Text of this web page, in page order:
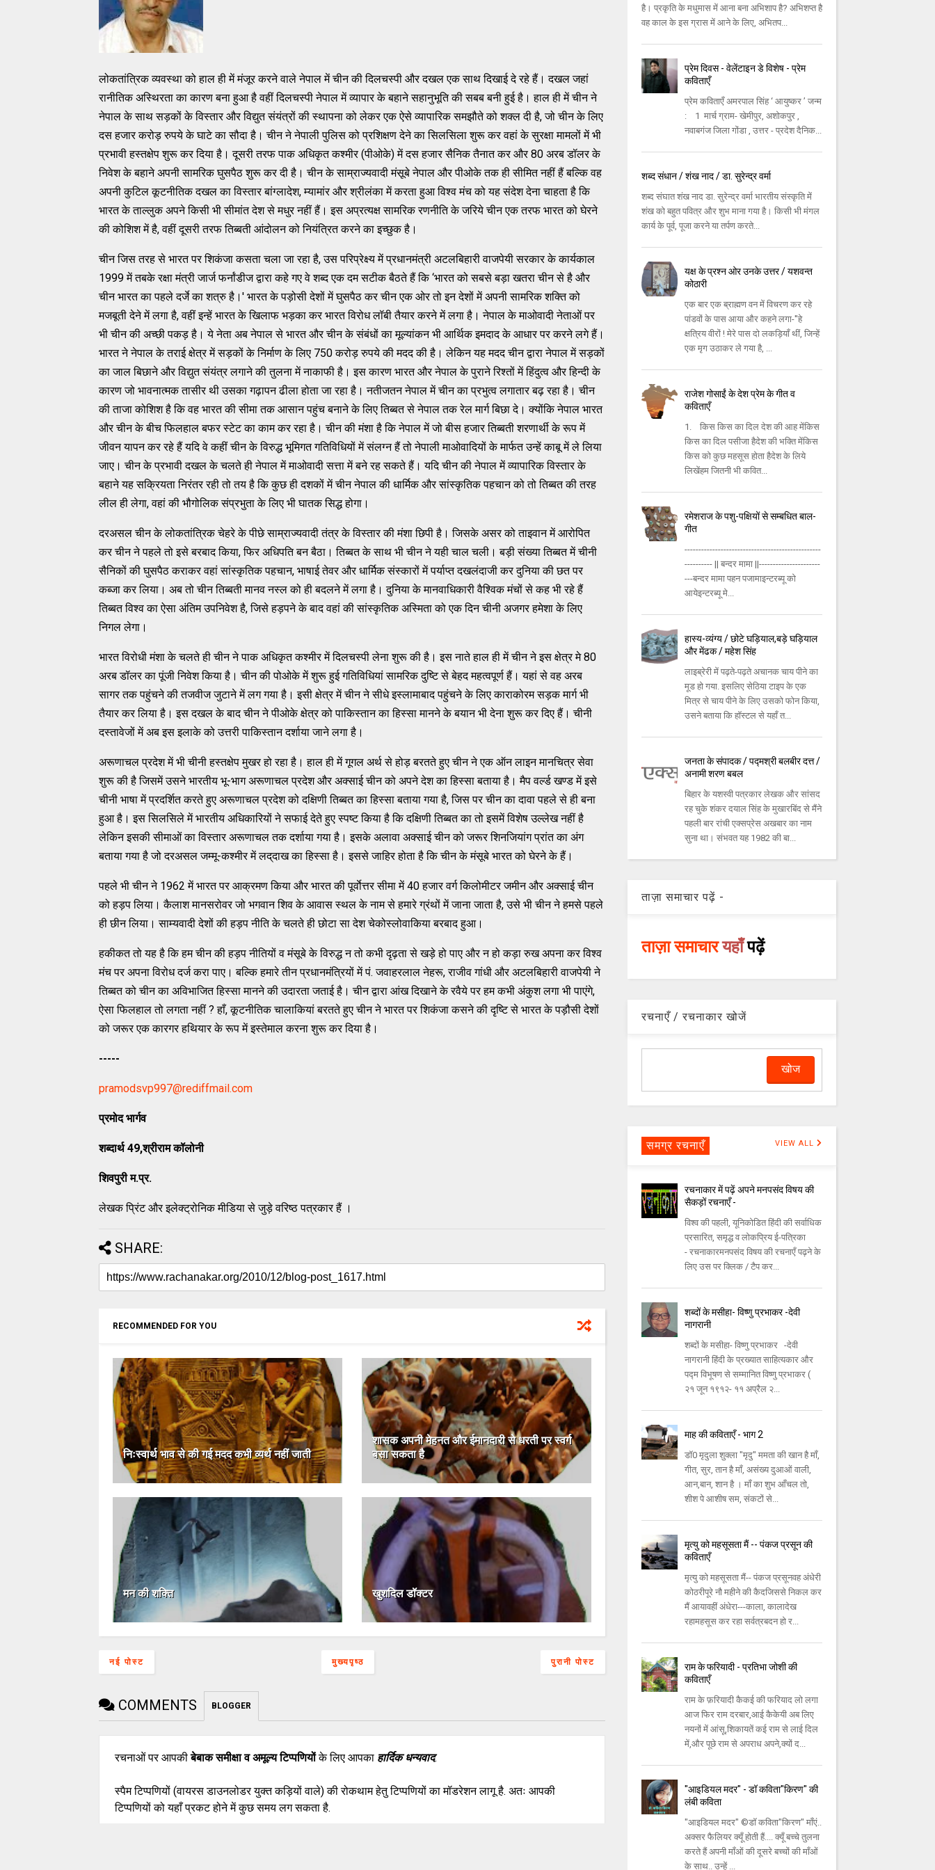
लोकतांत्रिक व्‍यवस्‍था को हाल ही में मंजूर करने वाले नेपाल में चीन की दिलचस्‍पी और दखल एक साथ दिखाई दे रहे हैं। दखल जहां
रानीतिक अस्‍थिरता का कारण बना हुआ है वहीं दिलचस्‍पी नेपाल में व्‍यापार के बहाने सहानुभूति की सबब बनी हुई है। हाल ही में चीन ने
नेपाल के साथ सड़कों के विस्‍तार और विद्युत संयंत्रों की स्‍थापना को लेकर एक ऐसे व्‍यापारिक समझौते को शक्‍ल दी है, जो चीन के लिए
दस हजार करोड़ रुपये के घाटे का सौदा है। चीन ने नेपाली पुलिस को प्रशिक्षण देने का सिलसिला शुरू कर वहां के सुरक्षा मामलों में भी
प्रभावी हस्‍तक्षेप शुरू कर दिया है। दूसरी तरफ पाक अधिकृत कश्‍मीर (पीओके) में दस हजार सैनिक तैनात कर और 80 अरब डॉलर के
निवेश के बहाने अपनी सामरिक घुसपैठ शुरू कर दी है। चीन के साम्राज्‍यवादी मंसूबे नेपाल और पीओके तक ही सीमित नहीं हैं बल्‍कि वह
अपनी कुटिल कूटनीतिक दखल का विस्‍तार बांग्‍लादेश, म्‍यामांर और श्रीलंका में करता हुआ विश्‍व मंच को यह संदेश देना चाहता है कि
भारत के ताल्‍लुक अपने किसी भी सीमांत देश से मधुर नहीं हैं। इस अप्रत्‍यक्ष सामरिक रणनीति के जरिये चीन एक तरफ भारत को घेरने
की कोशिश में है, वहीं दूसरी तरफ तिब्‍बती आंदोलन को नियंत्रित करने का इच्‍छुक है।
चीन जिस तरह से भारत पर शिकंजा कसता चला जा रहा है, उस परिप्रेक्ष्‍य में प्रधानमंत्री अटलबिहारी वाजपेयी सरकार के कार्यकाल
1999 में तबके रक्षा मंत्री जार्ज फर्नांडीज द्वारा कहे गए वे शब्‍द एक दम सटीक बैठते हैं कि ‘भारत को सबसे बड़ा खतरा चीन से है और
चीन भारत का पहले दर्जे का शत्रु है।' भारत के पड़ोसी देशों में घुसपैठ कर चीन एक ओर तो इन देशों में अपनी सामरिक शक्‍ति को
मजबूती देने में लगा है, वहीं इन्‍हें भारत के खिलाफ भड़का कर भारत विरोध लॉबी तैयार करने में लगा है। नेपाल के माओवादी नेताओं पर
भी चीन की अच्‍छी पकड़ है। ये नेता अब नेपाल से भारत और चीन के संबंधों का मूल्‍यांकन भी आर्थिक इमदाद के आधार पर करने लगे हैं।
भारत ने नेपाल के तराई क्षेत्र में सड़कों के निर्माण के लिए 750 करोड़ रुपये की मदद की है। लेकिन यह मदद चीन द्वारा नेपाल में सड़कों
का जाल बिछाने और विद्युत संयंत्र लगाने की तुलना में नाकाफी है। इस कारण भारत और नेपाल के पुराने रिश्‍तों में हिंदुत्‍व और हिन्‍दी के
कारण जो भावनात्‍मक तासीर थी उसका गढ़ापन ढीला होता जा रहा है। नतीजतन नेपाल में चीन का प्रभुत्‍व लगातार बढ़ रहा है। चीन
की ताजा कोशिश है कि वह भारत की सीमा तक आसान पहुंच बनाने के लिए तिब्‍बत से नेपाल तक रेल मार्ग बिछा दे। क्योंकि नेपाल भारत
और चीन के बीच फिलहाल बफर स्‍टेट का काम कर रहा है। चीन की मंशा है कि नेपाल में जो बीस हजार तिब्‍बती शरणार्थी के रूप में
जीवन यापन कर रहे हैं यदि वे कहीं चीन के विरुद्ध भूमिगत गतिविधियों में संलग्‍न हैं तो नेपाली माओवादियों के मार्फत उन्‍हें काबू में ले लिया
जाए। चीन के प्रभावी दखल के चलते ही नेपाल में माओवादी सत्ता में बने रह सकते हैं। यदि चीन की नेपाल में व्‍यापारिक विस्‍तार के
बहाने यह सक्रियता निरंतर रही तो तय है कि कुछ ही दशकों में चीन नेपाल की धार्मिक और सांस्‍कृतिक पहचान को तो तिब्‍बत की तरह
लील ही लेगा, वहां की भौगोलिक संप्रभुता के लिए भी घातक सिद्ध होगा।
दरअसल चीन के लोकतांत्रिक चेहरे के पीछे साम्राज्‍यवादी तंत्र के विस्‍तार की मंशा छिपी है। जिसके असर को ताइवान में आरोपित
कर चीन ने पहले तो इसे बरबाद किया, फिर अधिपति बन बैठा। तिब्‍बत के साथ भी चीन ने यही चाल चली। बड़ी संख्‍या तिब्‍बत में चीनी
सैनिकों की घुसपैठ कराकर वहां सांस्‍कृतिक पहचान, भाषाई तेवर और धार्मिक संस्‍कारों में पर्याप्‍त दखलंदाजी कर दुनिया की छत पर
कब्‍जा कर लिया। अब तो चीन तिब्‍बती मानव नस्‍ल को ही बदलने में लगा है। दुनिया के मानवाधिकारी वैश्‍विक मंचों से कह भी रहे हैं
तिब्‍बत विश्‍व का ऐसा अंतिम उपनिवेश है, जिसे हड़पने के बाद वहां की सांस्‍कृतिक अस्‍मिता को एक दिन चीनी अजगर हमेशा के लिए
निगल लेगा।
भारत विरोधी मंशा के चलते ही चीन ने पाक अधिकृत कश्‍मीर में दिलचस्‍पी लेना शुरू की है। इस नाते हाल ही में चीन ने इस क्षेत्र मे 80
अरब डॉलर का पूंजी निवेश किया है। चीन की पोओके में शुरू हुई गतिविधियां सामरिक दुष्‍टि से बेहद महत्‍वपूर्ण हैं। यहां से वह अरब
सागर तक पहुंचने की तजवीज जुटाने में लग गया है। इसी क्षेत्र में चीन ने सीधे इस्‍लामाबाद पहुंचने के लिए काराकोरम सड़क मार्ग भी
तैयार कर लिया है। इस दखल के बाद चीन ने पीओके क्षेत्र को पाकिस्‍तान का हिस्‍सा मानने के बयान भी देना शुरू कर दिए हैं। चीनी
दस्‍तावेजों में अब इस इलाके को उत्तरी पाकिस्‍तान दर्शाया जाने लगा है।
अरूणाचल प्रदेश में भी चीनी हस्‍तक्षेप मुखर हो रहा है। हाल ही में गूगल अर्थ से होड़ बरतते हुए चीन ने एक ऑन लाइन मानचित्र सेवा
शुरू की है जिसमें उसने भारतीय भू-भाग अरूणाचल प्रदेश और अक्‍साई चीन को अपने देश का हिस्‍सा बताया है। मैप वर्ल्ड खण्‍ड में इसे
चीनी भाषा में प्रदर्शित करते हुए अरूणाचल प्रदेश को दक्षिणी तिब्‍बत का हिस्‍सा बताया गया है, जिस पर चीन का दावा पहले से ही बना
हुआ है। इस सिलसिले में भारतीय अधिकारियों ने सफाई देते हुए स्‍पष्‍ट किया है कि दक्षिणी तिब्‍बत का तो इसमें विशेष उल्‍लेख नहीं है
लेकिन इसकी सीमाओं का विस्‍तार अरूणाचल तक दर्शाया गया है। इसके अलावा अक्‍साई चीन को जरूर शिनजियांग प्रांत का अंग
बताया गया है जो दरअसल जम्‍मू-कश्‍मीर में लद्‌दाख का हिस्‍सा है। इससे जाहिर होता है कि चीन के मंसूबे भारत को घेरने के हैं।
पहले भी चीन ने 1962 में भारत पर आक्रमण किया और भारत की पूर्वाेत्तर सीमा में 40 हजार वर्ग किलोमीटर जमीन और अक्‍साई चीन
को हड़प लिया। कैलाश मानसरोवर जो भगवान शिव के आवास स्‍थल के नाम से हमारे ग्रंथों में जाना जाता है, उसे भी चीन ने हमसे पहले
ही छीन लिया। साम्‍यवादी देशों की हड़प नीति के चलते ही छोटा सा देश चेकोस्‍लोवाकिया बरबाद हुआ।
हकीकत तो यह है कि हम चीन की हड़प नीतियों व मंसूबे के विरुद्ध न तो कभी दृढ़ता से खड़े हो पाए और न हो कड़ा रुख अपना कर विश्‍व
मंच पर अपना विरोध दर्ज करा पाए। बल्‍कि हमारे तीन प्रधानमंत्रियों में पं. जवाहरलाल नेहरू, राजीव गांधी और अटलबिहारी वाजपेयी ने
तिब्‍बत को चीन का अविभाजित हिस्‍सा मानने की उदारता जताई है। चीन द्वारा आंख दिखाने के रवैये पर हम कभी अंकुश लगा भी पाएंगे,
ऐसा फिलहाल तो लगता नहीं ? हाँ, कूटनीतिक चालाकियां बरतते हुए चीन ने भारत पर शिकंजा कसने की दृष्‍टि से भारत के पड़ौसी देशों
को जरूर एक कारगर हथियार के रूप में इस्‍तेमाल करना शुरू कर दिया है।
-----
pramodsvp997@rediffmail.com
प्रमोद भार्गव
शब्‍दार्थ49,श्रीराम कॉलोनी
शिवपुरी म.प्र.
लेखक प्रिंट और इलेक्‍ट्रोनिक मीडिया से जुड़े वरिष्‍ठ पत्रकार हैं ।
SHARE:
RECOMMENDED FOR YOU
निःस्वार्थ भाव से की गई मदद कभी व्यर्थ नहीं जाती
शासक अपनी मेहनत और ईमानदारी से धरती पर स्वर्ग
बसा सकता है
मन की शक्ति खुशदिल डॉक्टर
नई पोस्ट पुरानी पोस्ट
मुख्यपृष्ठ
COMMENTS BLOGGER
रचनाओं पर आपकीबेबाक समीक्षा व अमूल्य टिप्पणियोंके लिए आपका हार्दिक धन्यवाद.
स्पैम टिप्पणियों (वायरस डाउनलोडर युक्त कड़ियों वाले) की रोकथाम हेतु टिप्पणियों का मॉडरेशन लागू है. अतः आपकी
टिप्पणियों को यहाँ प्रकट होने में कुछ समय लग सकता है.
है। प्रकृति के मधुमास में आना बना अभिशाप है? अभिशप्त है
वह काल के इस ग्रास में आने के लिए, अभितप...
प्रेम दिवस - वेलेंटाइन डे विशेष - प्रेम
कविताएँ
प्रेम कविताएँ अमरपाल सिंह ‘ आयुष्कर ’ जन्म
: 1 मार्च ग्राम- खेमीपुर, अशोकपुर ,
नवाबगंज जिला गोंडा , उत्तर - प्रदेश दैनिक...
शब्द संधान / शंख नाद / डा. सुरेन्द्र वर्मा
शब्द संघात शंख नाद डा. सुरेन्द्र वर्मा भारतीय संस्कृति में
शंख को बहुत पवित्र और शुभ माना गया है। किसी भी मंगल
कार्य के पूर्व, पूजा करने या तर्पण करते...
यक्ष के प्रश्न ओर उनके उत्तर / यशवन्त
कोठारी
एक बार एक ब्राह्मण वन में विचरण कर रहे
पांडवों के पास आया और कहने लगा-''हे
क्षत्रिय वीरों ! मेरे पास दो लकड़ियाँ थीं, जिन्हें
एक मृग उठाकर ले गया है, ...
राजेश गोसाईं के देश प्रेम के गीत व
कविताएँ
1. किस किस का दिल देश की आह मेंकिस
किस का दिल पसीजा हैदेश की भक्ति मेंकिस
किस को कुछ महसूस होता हैदेश के लिये
लिखेंहम जितनी भी कवित...
रमेशराज के पशु-पक्षियों से सम्बधित बाल-
गीत
-------------------------------------------------
---------- || बन्दर मामा ||----------------------
---बन्दर मामा पहन पजामाइन्टरब्यू को
आयेइन्टरब्यू मे...
हास्य-व्यंग्य / छोटे घड़ियाल,बड़े घड़ियाल
और मेंढक / महेश सिंह
लाइब्रेरी में पढ़ते-पढ़ते अचानक चाय पीने का
मूड हो गया. इसलिए सेठिया टाइप के एक
मित्र से चाय पीने के लिए उसको फोन किया,
उसने बताया कि हॉस्टल से यहाँ त...
जनता के संपादक / पद्मश्री बलबीर दत्त /
अनामी शरण बबल
बिहार के यशस्वी पत्रकार लेखक और सांसद
रह चुके शंकर दयाल सिंह के मुखारबिंद से मैंने
पहली बार रांची एक्सप्रेस अखबार का नाम
सुना था। संभवत यह 1982 की बा...
ताज़ा समाचार पढ़ें -
ताज़ा समाचारयहाँपढ़ें
रचनाएँ / रचनाकार खोजें
समग्र रचनाएँ VIEW ALL
रचनाकार में पढ़ें अपने मनपसंद विषय की
सैकड़ों रचनाएँ -
विश्व की पहली, यूनिकोडित हिंदी की सर्वाधिक
प्रसारित, समृद्ध व लोकप्रिय ई-पत्रिका
- रचनाकारमनपसंद विषय की रचनाएँ पढ़ने के
लिए उस पर क्लिक / टैप कर...
शब्दों के मसीहा- विष्णु प्रभाकर -देवी
नागरानी
शब्दों के मसीहा- विष्णु प्रभाकर -देवी
नागरानी हिंदी के प्रख्यात साहित्यकार और
पद्म विभूषण से सम्मानित विष्णु प्रभाकर (
२१ जून १९१२- ११ अप्रैल २...
माह की कविताएँ - भाग 2
डॉ0 मृदुला शुक्ला "मृदु" ममता की खान है माँ,
गीत, सुर, तान है माँ, असंख्य दुआओं वाली,
आन,बान, शान है । माँ का शुभ आँचल तो,
शीश पे आशीष सम, संकटों से...
मृत्यु को महसूसता मैं -- पंकज प्रसून की
कविताएँ
मृत्यु को महसूसता मैं-- पंकज प्रसूनवह अंधेरी
कोठरीपूरे नौ महीने की कैदजिससे निकल कर
मैं आयावहीं अंधेरा---काला, कालादेख
रहामहसूस कर रहा सर्वत्रबदन हो र...
राम के फरियादी - प्रतिभा जोशी की
कविताएँ
राम के फ़रियादी कैकई की फरियाद लो लगा
आज फिर राम दरबार,आई कैकेयी अब लिए
नयनों में आंसू,शिकायतें कई राम से लाई दिल
में,और पूछे राम से अपराध अपने,क्यों द...
"आइडियल मदर" - डॉ कविता"किरण" की
लंबी कविता
"आइडियल मदर" ©डॉ कविता"किरण" माँएं..
अक्सर फैलियर क्यूँ होती हैं.... क्यूँ बच्चे तुलना
करते हैं अपनी माँओं की दूसरे बच्चों की माँओं
के साथ.. उन्हें ...